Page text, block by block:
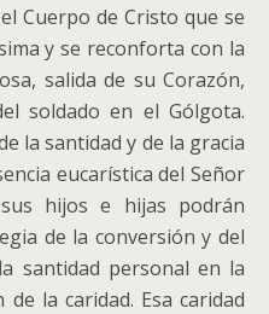
Cuerpo de Cristo que se
y se reconforta con la
salida de su Corazón,
soldado en el Gólgota.
la santidad y de la gracia
eucarística del Señor
hijos e hijas podrán
de la conversión y del
santidad personal en la
la caridad. Esa caridad